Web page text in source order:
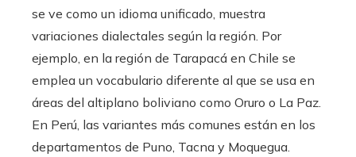
se ve como un idioma unificado, muestra
variaciones dialectales según la región. Por
ejemplo, en la región de Tarapacá en Chile se
emplea un vocabulario diferente al que se usa en
áreas del altiplano boliviano como Oruro o La Paz.
En Perú, las variantes más comunes están en los
departamentos de Puno, Tacna y Moquegua.